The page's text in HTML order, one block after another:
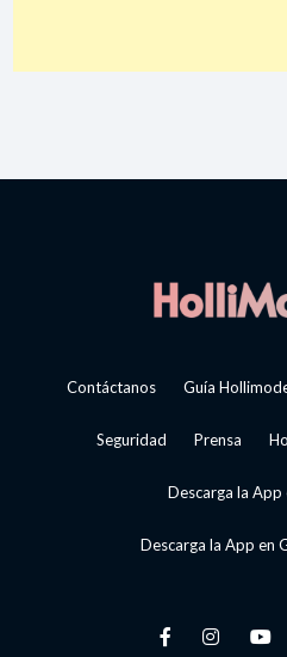
Contáctanos Guía
Seguridad Prensa
Descarga la
Descarga la App en